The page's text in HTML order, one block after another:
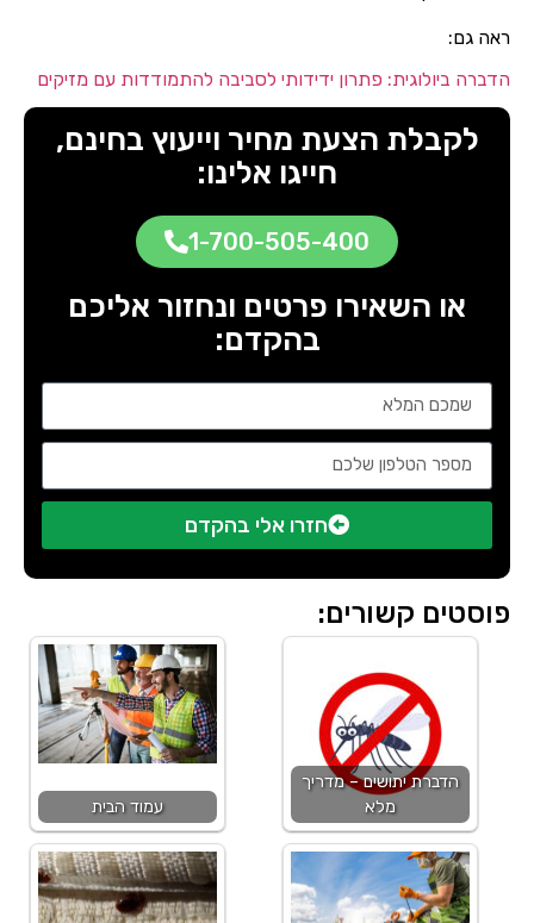
ראה גם:
הדברה ביולוגית: פתרון ידידותי לסביבה להתמודדות עם מזיקים
לקבלת הצעת מחיר וייעוץ בחינם,
חייגו אלינו:
1-700-505-400
או השאירו פרטים ונחזור אליכם
בהקדם:
חזרו אלי בהקדם
פוסטים קשורים:
הדברת יתושים – מדריך
מלא
עמוד הבית